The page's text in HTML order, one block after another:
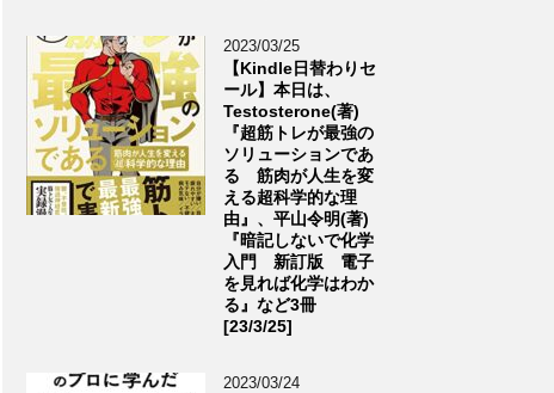
2023/03/25
【Kindle日替わりセ
ール】本日は、
Testosterone(著)
『超筋トレが最強の
ソリューションであ
る 筋肉が人生を変
える超科学的な理
由』、平山令明(著)
『暗記しないで化学
入門 新訂版 電子
を見れば化学はわか
る』など3冊
[23/3/25]
2023/03/24